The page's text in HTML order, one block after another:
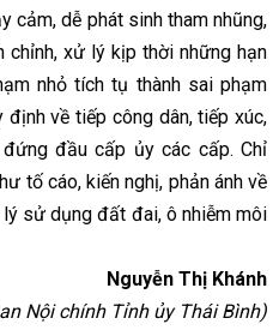
cảm, dễ phát sinh tham nhũng,
chỉnh, xử lý kịp thời những hạn
nhỏ tích tụ thành sai phạm
định về tiếp công dân, tiếp xúc,
đầu cấp ủy các cấp. Chỉ
tố cáo, kiến nghị, phản ánh về
sử dụng đất đai, ô nhiễm môi
Nguyễn Thị Khánh
Nội chính Tỉnh ủy Thái Bình)